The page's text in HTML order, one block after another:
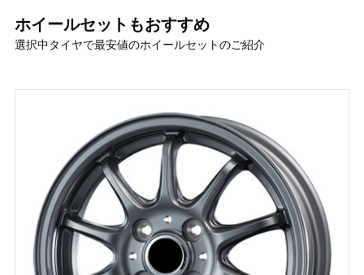
ホイールセットもおすすめ
選択中タイヤで最安値のホイールセットのご紹介